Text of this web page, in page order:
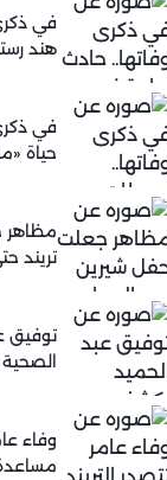
في
هند
في
حياة
مظاهر
تريند
توفيق
وفاء